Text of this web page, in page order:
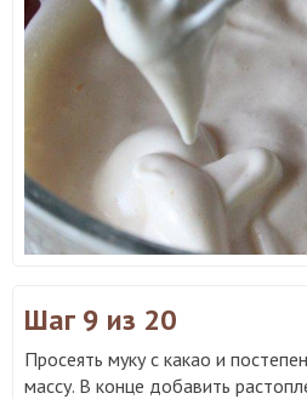
Шаг 9 из 20
Просеять муку с какао и
массу. В конце добавить